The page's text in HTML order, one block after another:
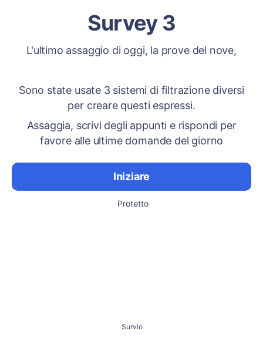
Survey 3
L'ultimo assaggio di oggi, la prove del nove,
Sono state usate 3 sistemi di filtrazione diversi
per creare questi espressi.
Assaggia, scrivi degli appunti e rispondi per
favore alle ultime domande del giorno
Iniziare
Protetto
Survio